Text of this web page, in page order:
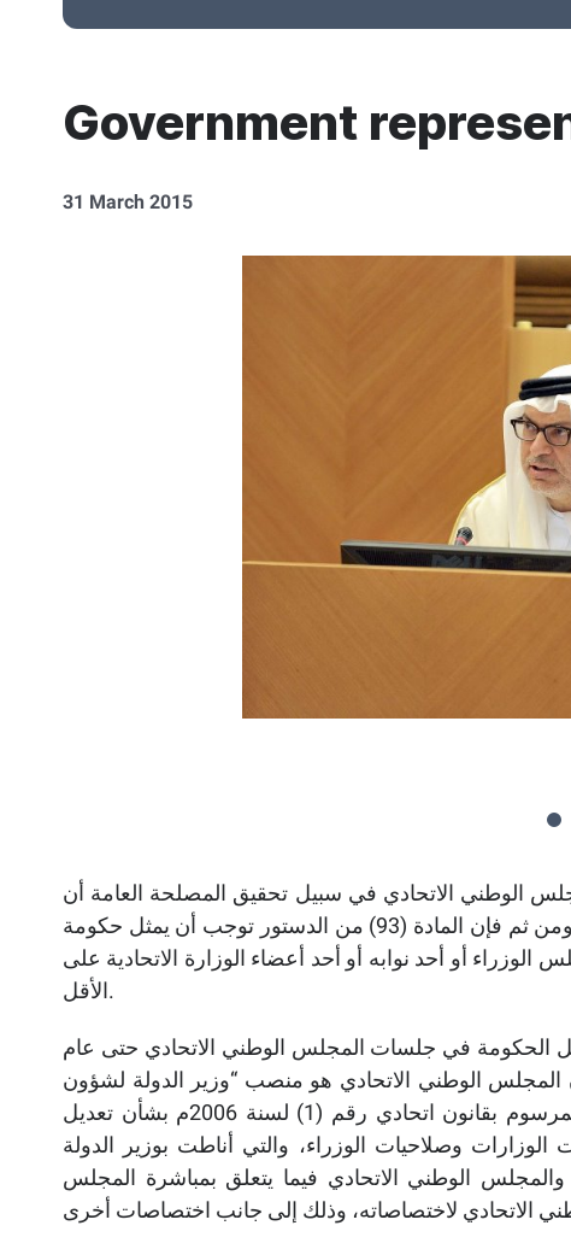
Government
31 March 2015
الوطني الاتحادي في سبيل تحقيق المصلحة العامة أن
تكون حكومة الاتحاد ممثلة في جميع جلسات المجلس. ومن ثم فإن المادة (93) من الدستور توجب أن يمثل حكومة
أو أحد نوابه أو أحد أعضاء الوزارة الاتحادية على
الأقل.
الحكومة في جلسات المجلس الوطني الاتحادي حتى عام
الوطني الاتحادي هو منصب “وزير الدولة لشؤون
المجلس الوطني”، وذلك بموجب المادة السابعة من المرسوم بقانون اتحادي رقم (1) لسنة 2006م بشأن تعديل
لسنة 1972 بشأن اختصاصات الوزارات وصلاحيات الوزراء، والتي أناطت بوزير الدولة
الوطني الاتحادي فيما يتعلق بمباشرة المجلس